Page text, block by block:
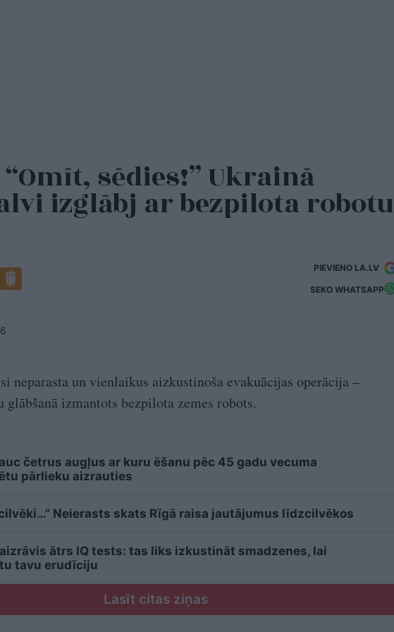
“Omīt, sēdies!” Ukrainā
izglābj ar bezpilota robotu
PIEVIENO LA.LV
SEKO WHATSAPP
neparasta un vienlaikus aizkustinoša evakuācijas operācija –
izmantots bezpilota zemes robots.
četrus augļus ar kuru ēšanu pēc 45 gadu vecuma
pārlieku aizrauties
Neierasts skats Rīgā raisa jautājumus līdzcilvēkos
aizrāvis ātrs IQ tests: tas liks izkustināt smadzenes, lai
tavu erudīciju
Lasīt citas ziņas